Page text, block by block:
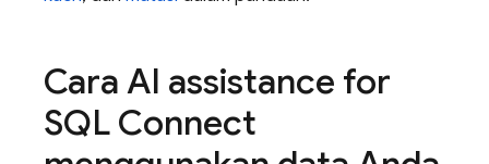
Cara AI assistance for
SQL Connect